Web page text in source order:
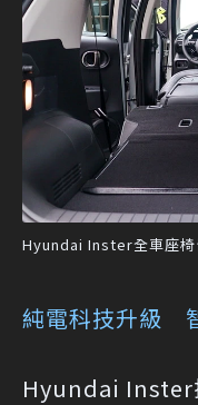
Hyundai Inster全車座椅
純電科技升級
Hyundai Inster